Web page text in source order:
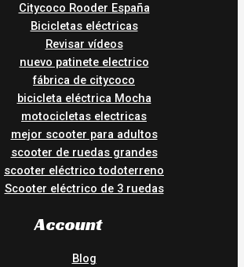
Citycoco Rooder España
Bicicletas eléctricas
Revisar vídeos
nuevo patinete electrico
fábrica de citycoco
bicicleta eléctrica Mocha
motocicletas electricas
mejor scooter para adultos
scooter de ruedas grandes
scooter eléctrico todoterreno
Scooter eléctrico de 3 ruedas
Account
Blog